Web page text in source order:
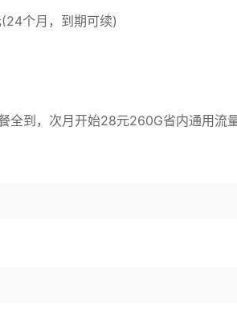
个月，到期可续)
全到，次月开始28元260G省内通用